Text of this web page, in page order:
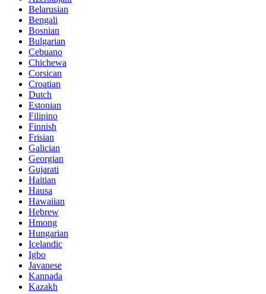
Belarusian
Bengali
Bosnian
Bulgarian
Cebuano
Chichewa
Corsican
Croatian
Dutch
Estonian
Filipino
Finnish
Frisian
Galician
Georgian
Gujarati
Haitian
Hausa
Hawaiian
Hebrew
Hmong
Hungarian
Icelandic
Igbo
Javanese
Kannada
Kazakh